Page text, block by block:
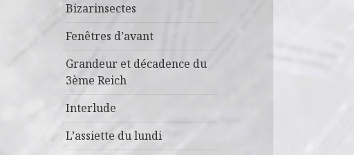
Bizarinsectes
Fenêtres d’avant
Grandeur et décadence du
3ème Reich
Interlude
L’assiette du lundi